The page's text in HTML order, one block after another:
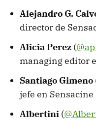
Alejandro G.
director de
Alicia Perez (
managing editor
Santiago Gimeno
jefe en Sensacine
Albertini (